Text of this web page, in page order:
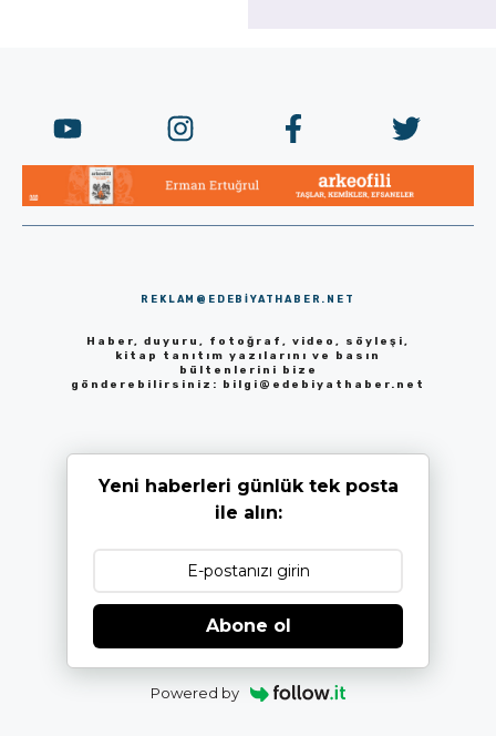
REKLAM@EDEBIYATHABER.NET
Haber, duyuru, fotoğraf, video, söyleşi,
kitap tanıtım yazılarını ve basın
bültenlerini bize
gönderebilirsiniz: bilgi@edebiyathaber.net
Yeni haberleri günlük tek posta
ile alın:
Abone ol
Powered by